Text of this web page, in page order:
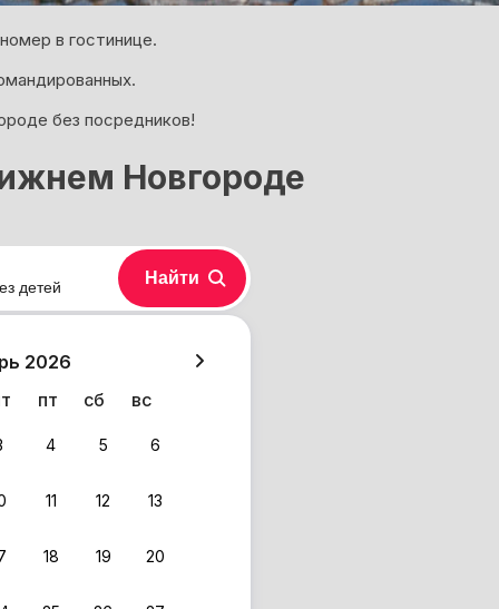
в гостинице.
без посредников!
Новгороде
2026
пт сб вс
4 5 6
11 12 13
18 19 20
детей Найти